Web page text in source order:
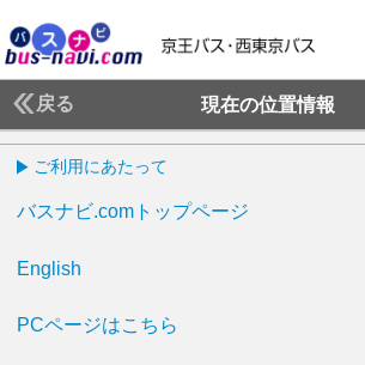
戻る 現在の位置情報
ご利用にあたって
バスナビ.comトップページ
English
PCページはこちら